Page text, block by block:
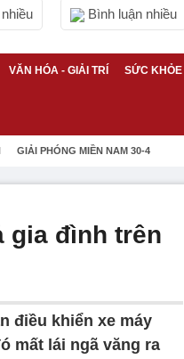
Bình luận nhiều
VĂN HÓA - GIẢI TRÍ SỨC KHỎE
GIẢI PHÓNG MIỀN NAM 30-4
gia đình trên
điều khiển xe máy
mất lái ngã văng ra